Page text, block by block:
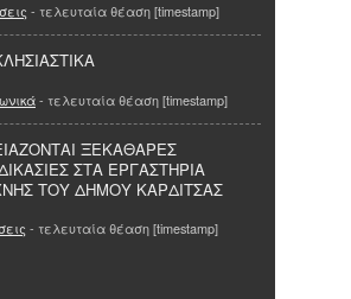
- τελευταία θέαση [timestamp]
- τελευταία θέαση [timestamp]
ΞΕΚΑΘΑΡΕΣ
ΣΤΑ ΕΡΓΑΣΤΗΡΙΑ
ΤΟΥ ΔΗΜΟΥ ΚΑΡΔΙΤΣΑΣ
- τελευταία θέαση [timestamp]